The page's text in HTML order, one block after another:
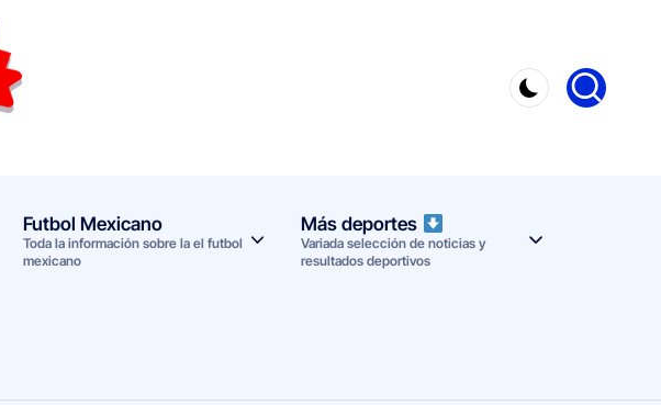
Futbol Mexicano
Toda la información sobre la el futbol
mexicano
Más deportes
Variada selección de noticias y
resultados deportivos